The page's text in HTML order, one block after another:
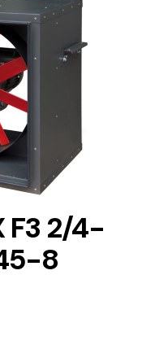
F3 2/4-
8